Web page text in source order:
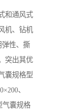
和通风式
机、钻机
弹性、撕
突出其优
囊规格型
、
气囊规格